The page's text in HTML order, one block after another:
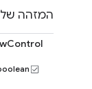
המזהה של